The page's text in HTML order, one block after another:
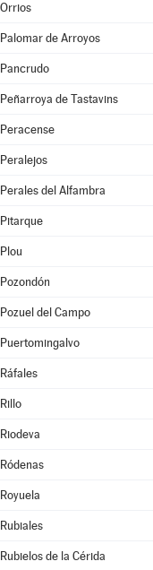
Orrios
Palomar de Arroyos
Pancrudo
Peñarroya de Tastavins
Peracense
Peralejos
Perales del Alfambra
Pitarque
Plou
Pozondón
Pozuel del Campo
Puertomingalvo
Ráfales
Rillo
Riodeva
Ródenas
Royuela
Rubiales
Rubielos de la Cérida